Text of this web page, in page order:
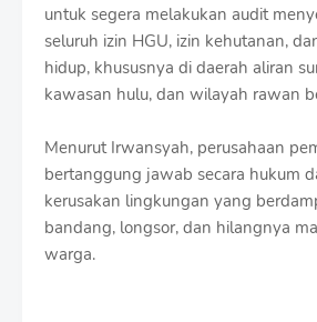
untuk segera melakukan audit
seluruh izin HGU, izin kehutanan,
hidup, khususnya di daerah aliran
kawasan hulu, dan wilayah rawan
Menurut Irwansyah, perusahaan
bertanggung jawab secara hukum
kerusakan lingkungan yang
bandang, longsor, dan hilangnya
warga.